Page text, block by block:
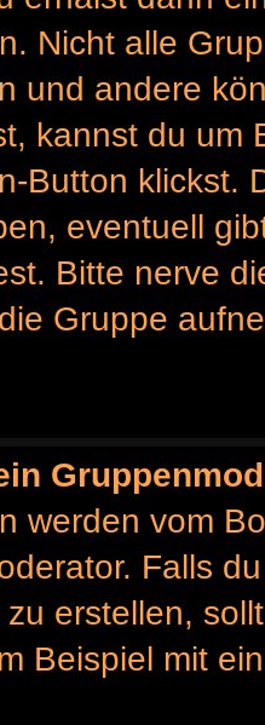
Nicht alle
und andere
kannst du um
Button klickst.
eventuell
Bitte nerve
Gruppe
werden vom
Falls
erstellen,
Beispiel mit